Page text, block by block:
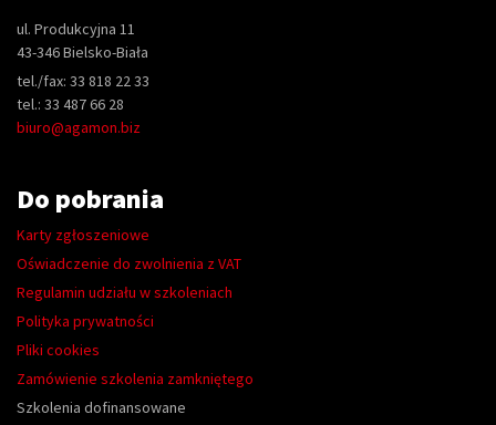
ul. Produkcyjna 11
43-346 Bielsko-Biała
tel./fax: 33 818 22 33
tel.: 33 487 66 28
biuro@agamon.biz
Do pobrania
Karty zgłoszeniowe
Oświadczenie do zwolnienia z VAT
Regulamin udziału w szkoleniach
Polityka prywatności
Pliki cookies
Zamówienie szkolenia zamkniętego
Szkolenia dofinansowane